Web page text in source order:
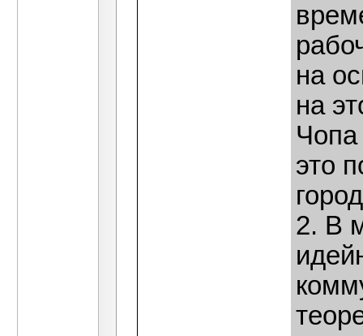
на
на
это
2. В